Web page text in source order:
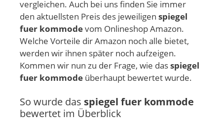
vergleichen. Auch bei uns finden Sie immer
den aktuellsten Preis des jeweiligen spiegel
fuer kommodevom Onlineshop Amazon.
Welche Vorteile dir Amazon noch alle bietet,
werden wir ihnen später noch aufzeigen.
Kommen wir nun zu der Frage, wie dasspiegel
fuer kommode überhaupt bewertet wurde.
So wurde das spiegel fuer kommode
bewertet im Überblick